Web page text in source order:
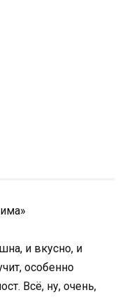
и вкусно, и
особенно
Всё, ну, очень,